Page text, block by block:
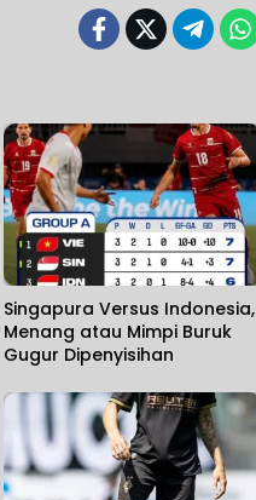
Singapura Versus Indonesia,
Menang atau Mimpi Buruk
Gugur Dipenyisihan